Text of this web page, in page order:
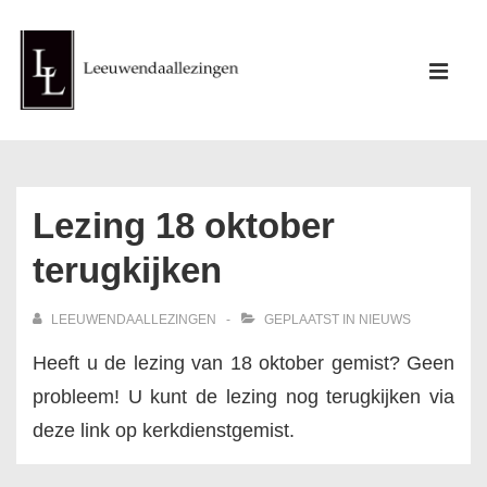
Doorgaan
naar
hoofdinhoud
Hoofd
Lezing 18 oktober
terugkijken
LEEUWENDAALLEZINGEN GEPLAATST IN NIEUWS
Heeft u de lezing van 18 oktober gemist? Geen
probleem! U kunt de lezing nog terugkijken via
deze link op kerkdienstgemist.